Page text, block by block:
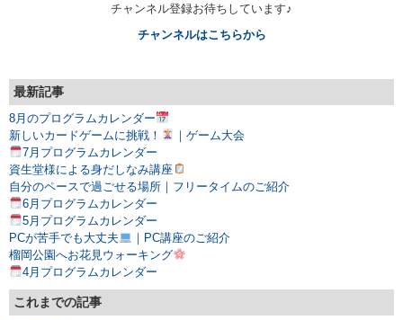
チャンネル登録お待ちしています♪
チャンネルはこちらから
最新記事
8月のプログラムカレンダー
新しいカードゲームに挑戦！
｜ゲーム大会
7月プログラムカレンダー
資生堂様による身だしなみ講座
自分のペースで過ごせる場所｜フリータイムのご紹介
6月プログラムカレンダー
5月プログラムカレンダー
PCが苦手でも大丈夫
｜PC講座のご紹介
榴岡公園へお花見ウォーキング
4月プログラムカレンダー
これまでの記事